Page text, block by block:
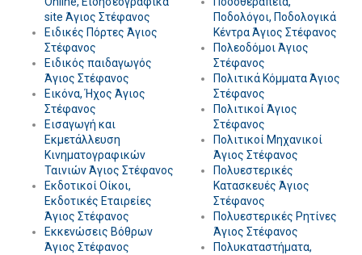
site Άγιος Στέφανος
Ειδικές Πόρτες Άγιος
Στέφανος
Ειδικός παιδαγωγός
Άγιος Στέφανος
Εικόνα, Ήχος Άγιος
Στέφανος
Εισαγωγή και
Εκμετάλλευση
Κινηματογραφικών
Ταινιών Άγιος Στέφανος
Εκδοτικοί Οίκοι,
Εκδοτικές Εταιρείες
Άγιος Στέφανος
Εκκενώσεις Βόθρων
Άγιος Στέφανος
Ποδολόγοι, Ποδολογικά
Κέντρα Άγιος Στέφανος
Πολεοδόμοι Άγιος
Στέφανος
Πολιτικά Κόμματα Άγιος
Στέφανος
Πολιτικοί Άγιος
Στέφανος
Πολιτικοί Μηχανικοί
Άγιος Στέφανος
Πολυεστερικές
Κατασκευές Άγιος
Στέφανος
Πολυεστερικές Ρητίνες
Άγιος Στέφανος
Πολυκαταστήματα,